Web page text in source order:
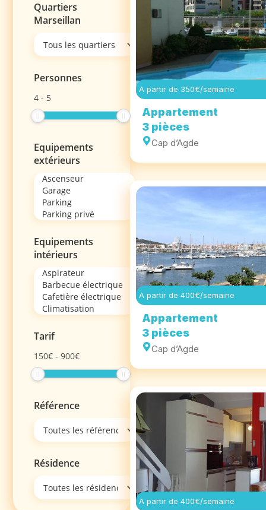
Quartiers
Marseillan
Personnes
4 - 5
Equipements
extérieurs
Equipements
intérieurs
Tarif
150€ -900€
Référence
Résidence
A partir de 350€/semaine
Appartement
3 pièces
Cap d’Agde
A partir de 400€/semaine
Appartement
3 pièces
Cap d’Agde
A partir de 400€/semaine